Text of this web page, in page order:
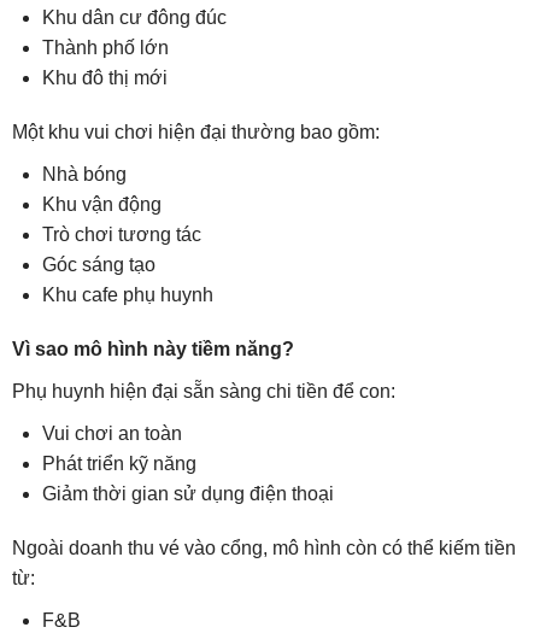
Khu dân cư đông đúc
Thành phố lớn
Khu đô thị mới
Một khu vui chơi hiện đại thường bao gồm:
Nhà bóng
Khu vận động
Trò chơi tương tác
Góc sáng tạo
Khu cafe phụ huynh
Vì sao mô hình này tiềm năng?
Phụ huynh hiện đại sẵn sàng chi tiền để con:
Vui chơi an toàn
Phát triển kỹ năng
Giảm thời gian sử dụng điện thoại
Ngoài doanh thu vé vào cổng, mô hình còn có thể kiếm tiền
từ:
F&B